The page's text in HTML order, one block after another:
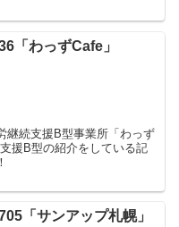
「わっずCafe」
継続支援B型事業所「わっず
援B型の紹介をしている記
「サンアップ札幌」